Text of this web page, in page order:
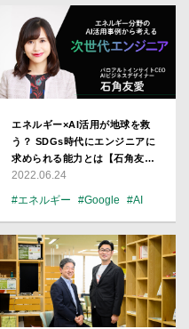
エネルギー×AI活用が地球を救
う？ SDGs時代にエンジニアに
求められる能力とは【石角友
愛】
2022.06.24
#エネルギー
#Google #AI